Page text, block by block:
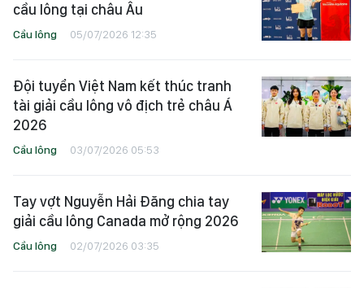
cầu lông tại châu Âu
Cầu lông 05/07/2026 12:35
Đội tuyển Việt Nam kết thúc tranh
tài giải cầu lông vô địch trẻ châu Á
2026
Cầu lông 03/07/2026 05:53
Tay vợt Nguyễn Hải Đăng chia tay
giải cầu lông Canada mở rộng 2026
Cầu lông 02/07/2026 03:35